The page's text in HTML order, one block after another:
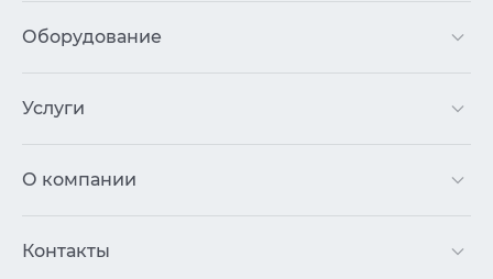
Оборудование
Услуги
О компании
Контакты